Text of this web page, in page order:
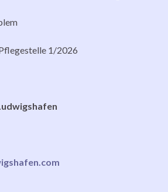
1/2026